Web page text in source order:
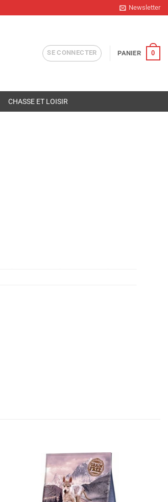
Newsletter
SE CONNECTER PANIER 0
CHASSE ET LOISIR